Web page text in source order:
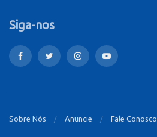
Siga-nos
Sobre Nós Anuncie Fale Conosco